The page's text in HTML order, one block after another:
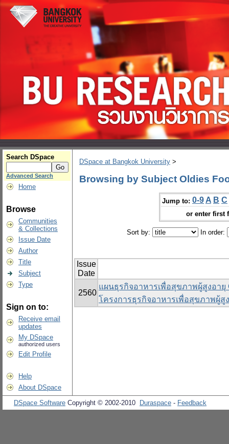
Search DSpace
Advanced Search
Home
Browse
Communities
& Collections
Issue Date
Author
Title
Subject
Type
Sign on to:
Receive email
updates
My DSpace
authorized users
Edit Profile
Help
About DSpace
DSpace at Bangkok University >
Browsing by Subject Oldies
Jump to: 0-9 A B C
or enter first
Sort by: In order:
Issue
Date
2560
แผนธุรกิจอาหารเพื่อสุขภาพผู้สูงอายุ
โครงการธุรกิจอาหารเพื่อสุขภาพผู้สู
DSpace Software Copyright © 2002-2010 Duraspace - Feedback